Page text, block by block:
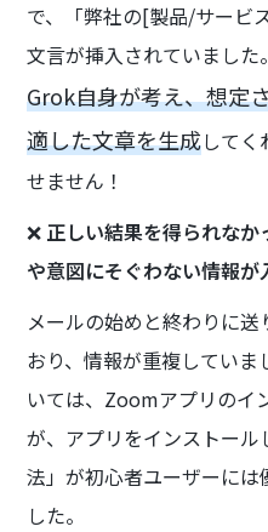
で、「弊社の[製品/サービ
文言が挿入されていました。
Grok自身が考え、想定
適した文章を生成して
せません！
❌ 正しい結果を得られな
や意図にそぐわない情報が
メールの始めと終わりに
おり、情報が重複してい
いては、Zoomアプリのイ
が、アプリをインストー
法」が初心者ユーザーに
した。